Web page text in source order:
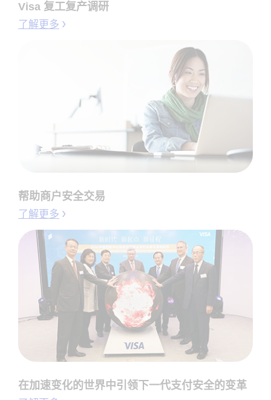
Visa 复工复产调研
了解更多
帮助商户安全交易
了解更多
在加速变化的世界中引领下一代支付安全的变革